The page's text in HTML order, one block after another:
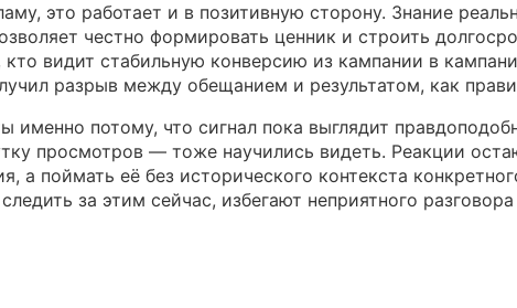
это работает и в позитивную сторону. Знание
честно формировать ценник и строить
видит стабильную конверсию из кампании в
разрыв между обещанием и результатом, как
именно потому, что сигнал пока выглядит
просмотров — тоже научились видеть. Реакции
а поймать её без исторического контекста
за этим сейчас, избегают неприятного разговора